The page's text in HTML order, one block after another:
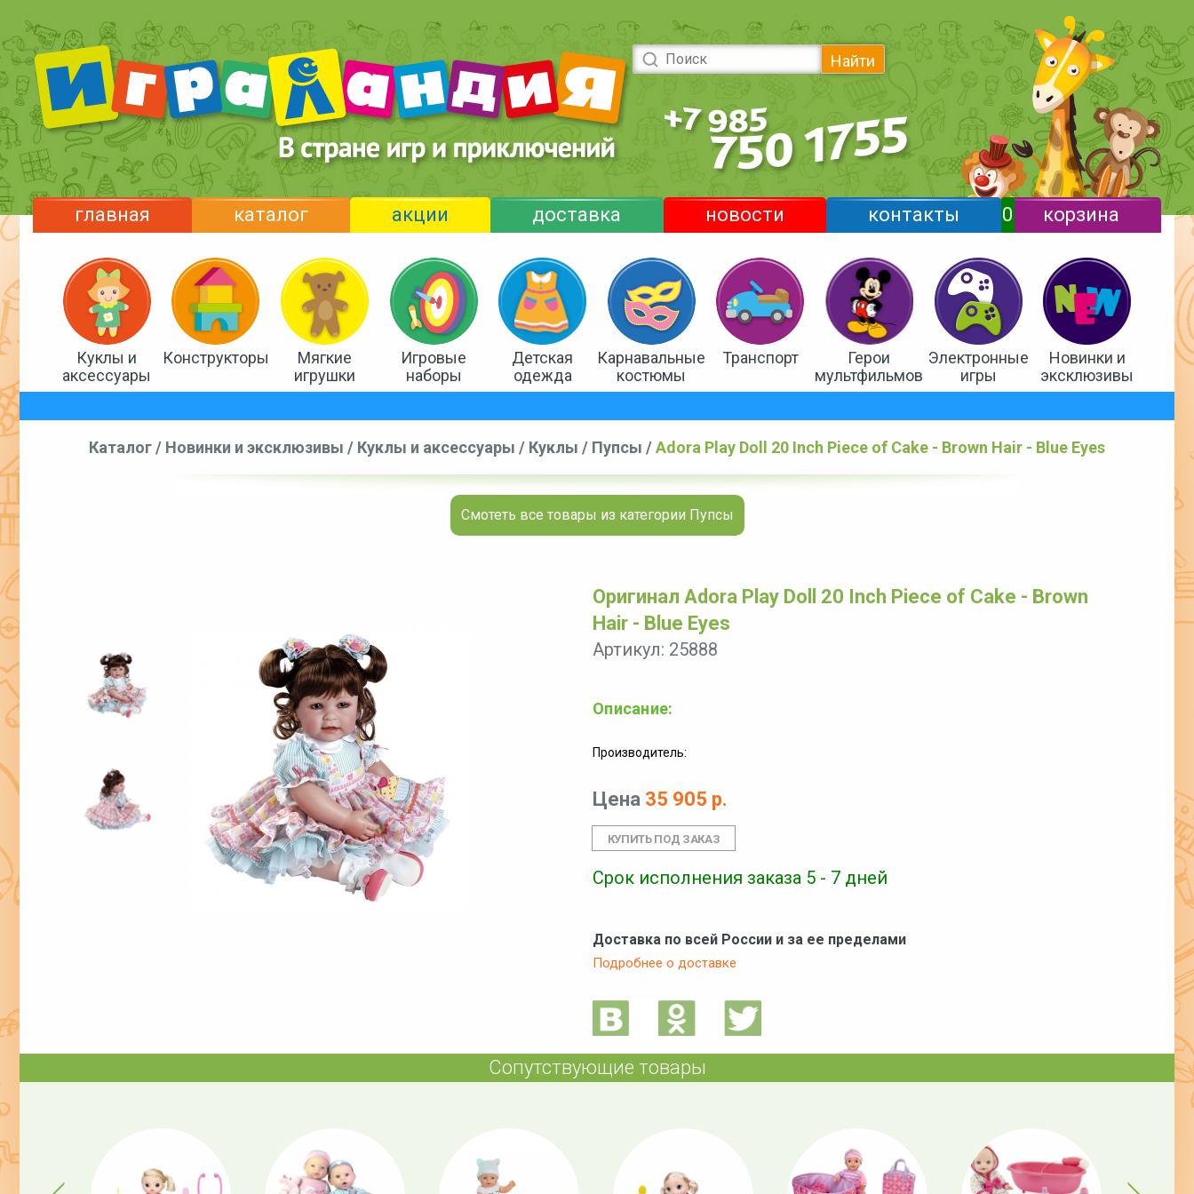
Найти
главная каталог акции доставка новости контакты 0 корзина
Куклы и
аксессуары
Конструкторы
Мягкие
игрушки
Игровые
наборы
Детская
одежда
Карнавальные
костюмы
Транспорт
Герои
мультфильмов
Электронные
игры
Новинки и
эксклюзивы
Каталог / Новинки и эксклюзивы / Куклы и аксессуары / Куклы / Пупсы /Adora Play Doll 20 Inch Piece of Cake - Brown Hair - Blue Eyes
Смотеть все товары из категории Пупсы
Оригинал Adora Play Doll 20 Inch Piece of Cake - Brown
Hair - Blue Eyes
Артикул: 25888
Описание:
Производитель:
Цена 35 905 р.
Срок исполнения заказа 5 - 7 дней
Доставка по всей России и за ее пределами
Подробнее о доставке
Сопутствующие товары